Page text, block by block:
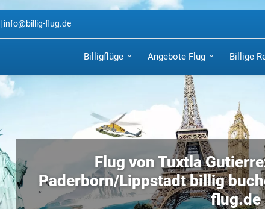
| info@billig-flug.de
Billigflüge Angebote Flug Billige
Flug von Tuxtla
Paderborn/Lippstadt billig
flug.de